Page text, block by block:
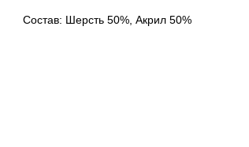
Состав: Шерсть 50%, Акрил 50%